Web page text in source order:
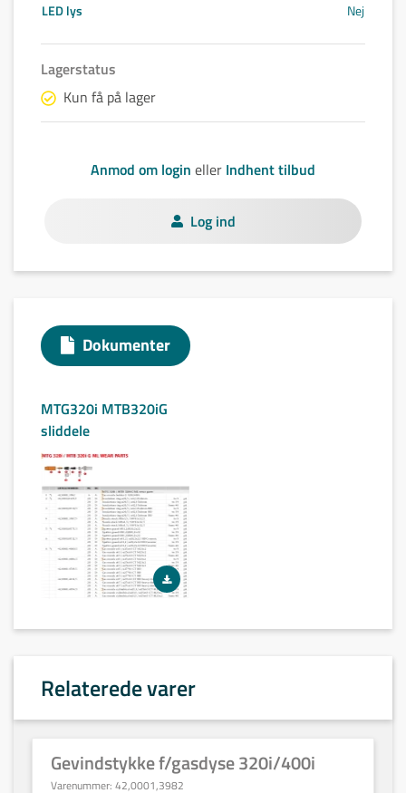
LED lys
Nej
Lagerstatus
Kun få på lager
Anmod om login eller Indhent tilbud
Log ind
Dokumenter
MTG320i MTB320iG
sliddele
Relaterede varer
Gevindstykke f/gasdyse 320i/400i
Varenummer: 42,0001,3982